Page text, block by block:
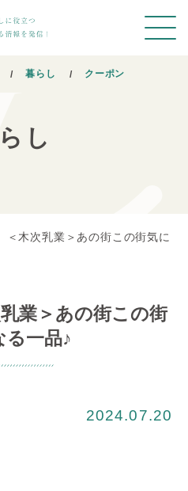
暮らし クーポン
し
＜木次乳業＞あの街この街気に
乳業＞あの街この街
る一品♪
2024.07.20